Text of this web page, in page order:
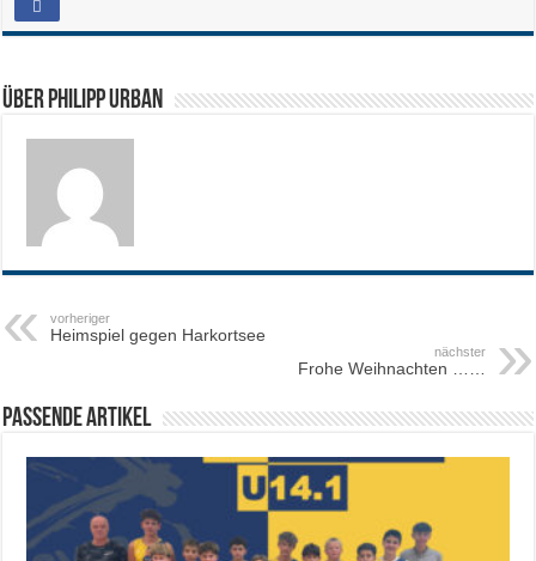
Über Philipp Urban
vorheriger
Heimspiel gegen Harkortsee
nächster
Frohe Weihnachten ……
Passende Artikel